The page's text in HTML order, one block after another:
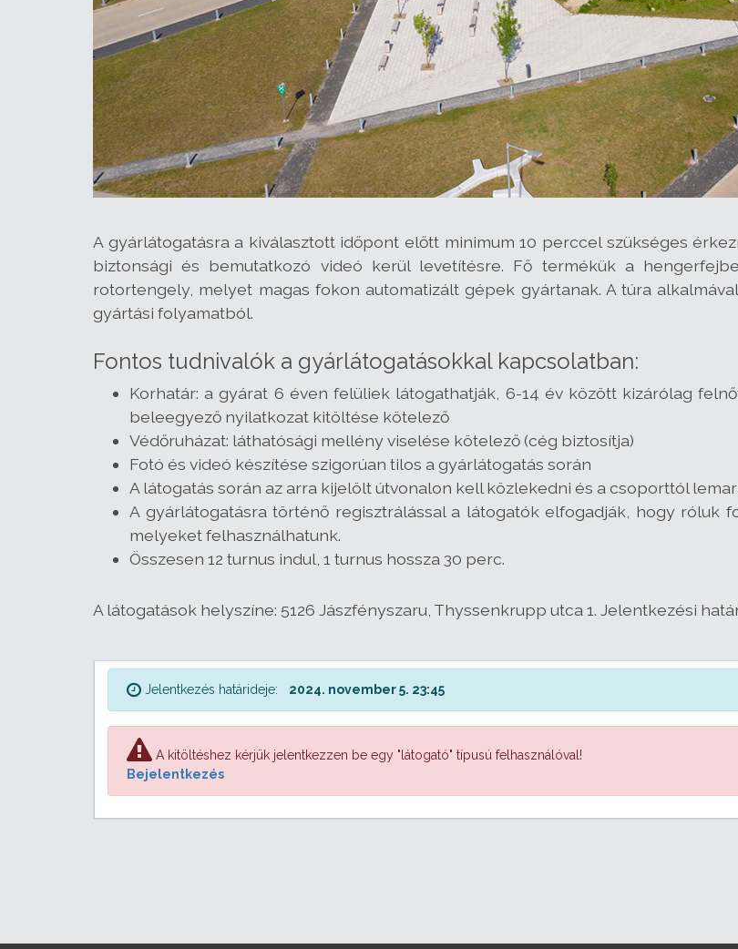
A gyárlátogatásra a kiválasztott időpont előtt minimum 10 perccel szükséges
biztonsági és bemutatkozó videó kerül levetítésre. Fő termékük a
rotortengely, melyet magas fokon automatizált gépek gyártanak. A túra
gyártási folyamatból.
Fontos tudnivalók a gyárlátogatásokkal kapcsolatban:
Korhatár: a gyárat 6 éven felüliek látogathatják, 6-14 év között kizárólag
beleegyező nyilatkozat kitöltése kötelező
Védőruházat: láthatósági mellény viselése kötelező (cég biztosítja)
Fotó és videó készítése szigorúan tilos a gyárlátogatás során
A látogatás során az arra kijelölt útvonalon kell közlekedni és a csoporttól
A gyárlátogatásra történő regisztrálással a látogatók elfogadják, hogy róluk
melyeket felhasználhatunk.
Összesen 12 turnus indul, 1 turnus hossza 30 perc.
A látogatások helyszíne: 5126 Jászfényszaru, Thyssenkrupp utca 1. Jelentkezési
Jelentkezés határideje: 2024. november 5. 23:45
A kitöltéshez kérjük jelentkezzen be egy "látogató" típusú felhasználóval!
Bejelentkezés